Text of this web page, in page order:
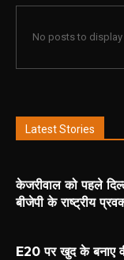
No posts to display
Latest Stories
केजरीवाल को पहले
बीजेपी के राष्ट्रीय
E20 पर खुद के बनाए